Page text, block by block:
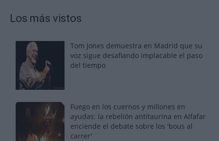
Los más vistos
Tom Jones demuestra en Madrid que su
voz sigue desafiando implacable el paso
del tiempo
Fuego en los cuernos y millones en
ayudas: la rebelión antitaurina en Alfafar
enciende el debate sobre los 'bous al
carrer'